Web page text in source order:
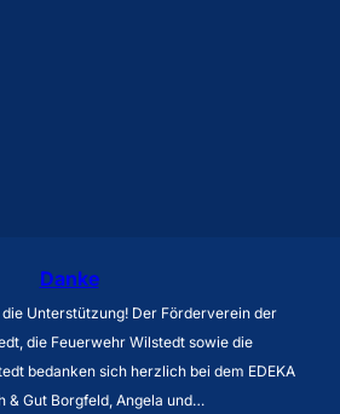
Danke
Unterstützung! Der Förderverein der
die Feuerwehr Wilstedt sowie die
bedanken sich herzlich bei dem EDEKA
& Gut Borgfeld, Angela und…